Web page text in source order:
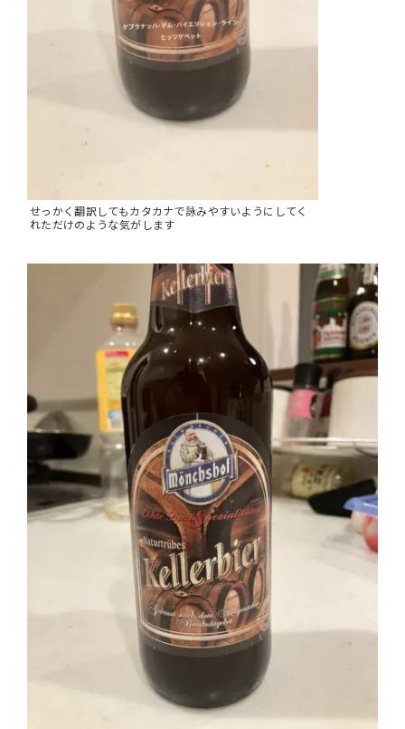
せっかく翻訳してもカタカナで詠みやすいようにしてく
れただけのような気がします